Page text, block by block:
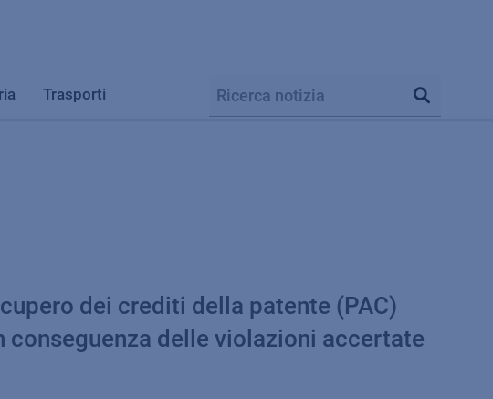
Trasporti
dei crediti della patente (PAC)
delle violazioni accertate